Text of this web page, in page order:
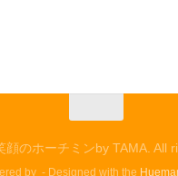
顔のホーチミンby TAMA. All
by - Designed with the